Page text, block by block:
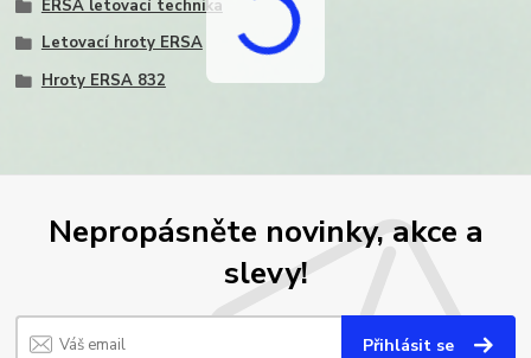
ERSA letovací technika
Letovací hroty ERSA
Hroty ERSA 832
Nepropásněte novinky, akce a
slevy!
Přihlásit se